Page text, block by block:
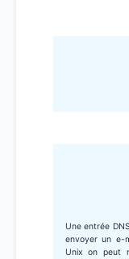
Une entrée
envoyer un e-
Unix on peut